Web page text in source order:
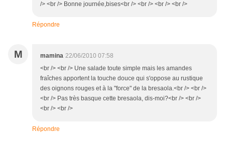
/> <br /> Bonne journée,bises<br /> <br /> <br /> <br />
Répondre
M mamina 22/06/2010 07:58
<br /> <br /> Une salade toute simple mais les amandes
fraîches apportent la touche douce qui s'oppose au rustique
des oignons rouges et à la "force" de la bresaola.<br /> <br />
<br /> Pas très basque cette bresaola, dis-moi?<br /> <br />
<br /> <br />
Répondre